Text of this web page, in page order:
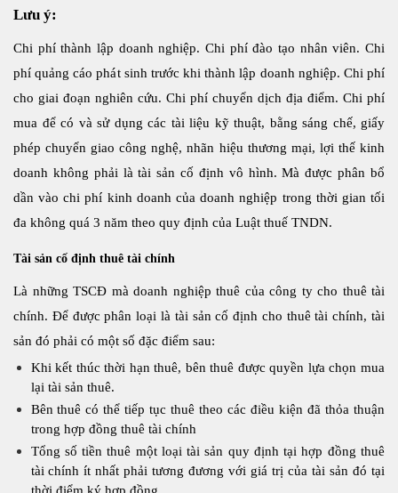
Lưu ý:
Chi phí thành lập doanh nghiệp. Chi phí đào tạo nhân viên. Chi
phí quảng cáo phát sinh trước khi thành lập doanh nghiệp. Chi phí
cho giai đoạn nghiên cứu. Chi phí chuyển dịch địa điểm. Chi phí
mua để có và sử dụng các tài liệu kỹ thuật, bằng sáng chế, giấy
phép chuyển giao công nghệ, nhãn hiệu thương mại, lợi thế kinh
doanh không phải là tài sản cố định vô hình. Mà được phân bổ
dần vào chi phí kinh doanh của doanh nghiệp trong thời gian tối
đa không quá 3 năm theo quy định của Luật thuế TNDN.
Tài sản cố định thuê tài chính
Là những TSCĐ mà doanh nghiệp thuê của công ty cho thuê tài
chính. Để được phân loại là tài sản cố định cho thuê tài chính, tài
sản đó phải có một số đặc điểm sau:
Khi kết thúc thời hạn thuê, bên thuê được quyền lựa chọn mua
lại tài sản thuê.
Bên thuê có thể tiếp tục thuê theo các điều kiện đã thỏa thuận
trong hợp đồng thuê tài chính
Tổng số tiền thuê một loại tài sản quy định tại hợp đồng thuê
tài chính ít nhất phải tương đương với giá trị của tài sản đó tại
thời điểm ký hợp đồng.